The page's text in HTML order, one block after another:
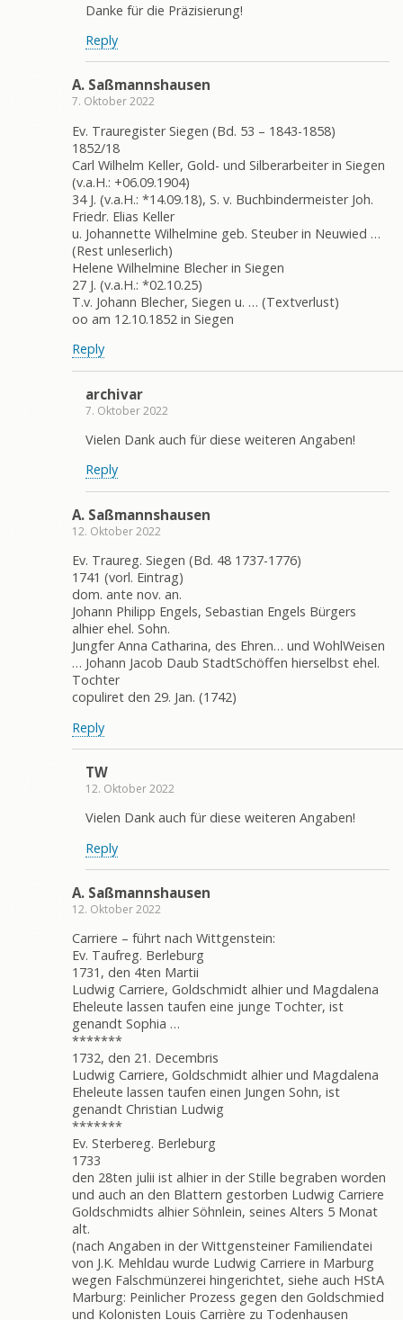
Danke für die Präzisierung!
Reply
A. Saßmannshausen
7. Oktober 2022
Ev. Trauregister Siegen (Bd. 53 – 1843-1858)
1852/18
Carl Wilhelm Keller, Gold- und Silberarbeiter in Siegen
(v.a.H.: +06.09.1904)
34 J. (v.a.H.: *14.09.18), S. v. Buchbindermeister Joh.
Friedr. Elias Keller
u. Johannette Wilhelmine geb. Steuber in Neuwied …
(Rest unleserlich)
Helene Wilhelmine Blecher in Siegen
27 J. (v.a.H.: *02.10.25)
T.v. Johann Blecher, Siegen u. … (Textverlust)
oo am 12.10.1852 in Siegen
Reply
archivar
7. Oktober 2022
Vielen Dank auch für diese weiteren Angaben!
Reply
A. Saßmannshausen
12. Oktober 2022
Ev. Traureg. Siegen (Bd. 48 1737-1776)
1741 (vorl. Eintrag)
dom. ante nov. an.
Johann Philipp Engels, Sebastian Engels Bürgers
alhier ehel. Sohn.
Jungfer Anna Catharina, des Ehren… und WohlWeisen
… Johann Jacob Daub StadtSchöffen hierselbst ehel.
Tochter
copuliret den 29. Jan. (1742)
Reply
TW
12. Oktober 2022
Vielen Dank auch für diese weiteren Angaben!
Reply
A. Saßmannshausen
12. Oktober 2022
Carriere – führt nach Wittgenstein:
Ev. Taufreg. Berleburg
1731, den 4ten Martii
Ludwig Carriere, Goldschmidt alhier und Magdalena
Eheleute lassen taufen eine junge Tochter, ist
genandt Sophia …
*******
1732, den 21. Decembris
Ludwig Carriere, Goldschmidt alhier und Magdalena
Eheleute lassen taufen einen Jungen Sohn, ist
genandt Christian Ludwig
*******
Ev. Sterbereg. Berleburg
1733
den 28ten julii ist alhier in der Stille begraben worden
und auch an den Blattern gestorben Ludwig Carriere
Goldschmidts alhier Söhnlein, seines Alters 5 Monat
alt.
(nach Angaben in der Wittgensteiner Familiendatei
von J.K. Mehldau wurde Ludwig Carriere in Marburg
wegen Falschmünzerei hingerichtet, siehe auch HStA
Marburg: Peinlicher Prozess gegen den Goldschmied
und Kolonisten Louis Carrière zu Todenhausen